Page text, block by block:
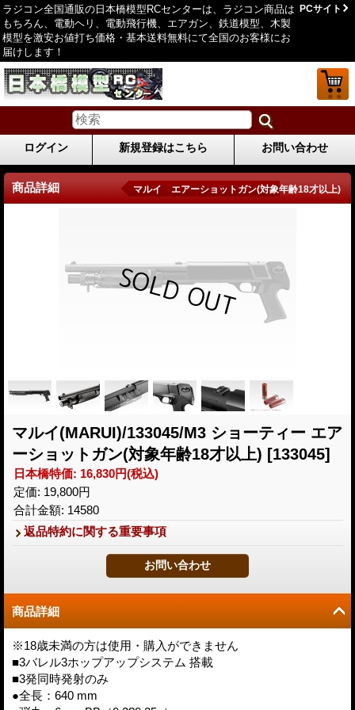
ラジコン全国通販の日本橋模型RCセンターは、ラジコン商品は
もちろん、電動ヘリ、電動飛行機、エアガン、鉄道模型、木製
模型を激安お値打ち価格・基本送料無料にて全国のお客様にお
届けします！
PCサイト
ログイン 新規登録はこちら お問い合わせ
商品詳細 マルイ エアーショットガン(対象年齢18才以上)
マルイ(MARUI)/133045/M3 ショーティー エア
ーショットガン(対象年齢18才以上) [133045]
日本橋特価: 16,830円(税込)
定価: 19,800円
合計金額: 14580
返品特約に関する重要事項
商品詳細
※18歳未満の方は使用・購入ができません
■3バレル3ホップアップシステム 搭載
■3発同時発射のみ
●全長：640 mm